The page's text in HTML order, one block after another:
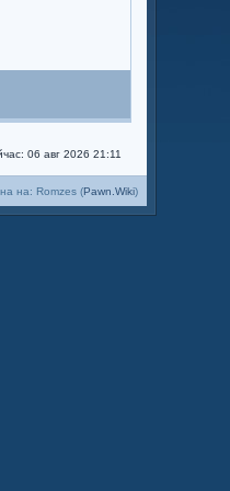
06 авг 2026 21:11
на: Romzes (Pawn.Wiki)